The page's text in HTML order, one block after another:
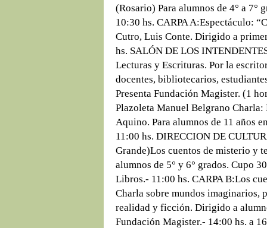
(Rosario) Para alumnos de 4° a 7°
10:30 hs. CARPA A:Espectáculo:
Cutro, Luis Conte. Dirigido a
hs. SALÓN DE LOS
Lecturas y Escrituras. Por la
docentes, bibliotecarios,
Presenta Fundación Magister. (1
Plazoleta Manuel Belgrano
Aquino. Para alumnos de 11 años
11:00 hs. DIRECCION DE
Grande)Los cuentos de misterio y
alumnos de 5° y 6° grados. Cupo
Libros.- 11:00 hs. CARPA B:Los
Charla sobre mundos imaginarios,
realidad y ficción. Dirigido a
Fundación Magister.- 14:00 hs. a